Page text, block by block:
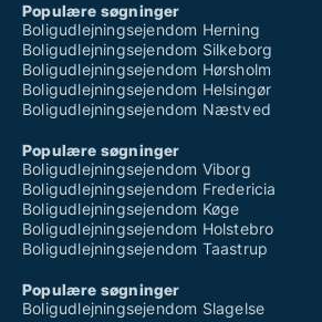
Populære søgninger
Boligudlejningsejendom Herning
Boligudlejningsejendom Silkeborg
Boligudlejningsejendom Hørsholm
Boligudlejningsejendom Helsingør
Boligudlejningsejendom Næstved
Populære søgninger
Boligudlejningsejendom Viborg
Boligudlejningsejendom Fredericia
Boligudlejningsejendom Køge
Boligudlejningsejendom Holstebro
Boligudlejningsejendom Taastrup
Populære søgninger
Boligudlejningsejendom Slagelse